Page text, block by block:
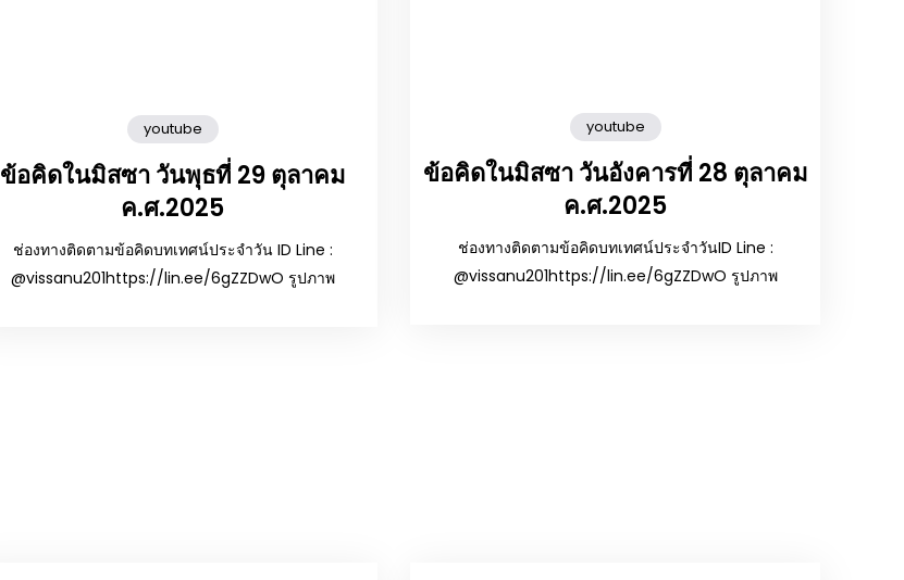
youtube
ข้อคิดในมิสซา วันพุธที่ 29 ตุลาคม
ค.ศ.2025
ช่องทางติดตามข้อคิดบทเทศน์ประจำวัน ID Line :
@vissanu201https://lin.ee/6gZZDwO รูปภาพ
youtube
ข้อคิดในมิสซา วันอังคารที่ 28 ตุลาคม
ค.ศ.2025
ช่องทางติดตามข้อคิดบทเทศน์ประจำวันID Line :
@vissanu201https://lin.ee/6gZZDwO รูปภาพ